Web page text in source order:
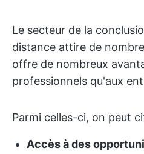
Le secteur de la
distance attire de
offre de nombreux
professionnels qu'aux
Parmi celles-ci, on peut
Accès à des